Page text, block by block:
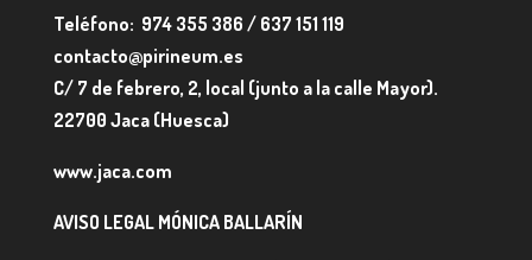
Teléfono: 974 355 386 / 637 151 119
contacto@pirineum.es
C/ 7 de febrero, 2, local (junto a la calle Mayor).
22700 Jaca (Huesca)
www.jaca.com
AVISO LEGAL MÓNICA BALLARÍN